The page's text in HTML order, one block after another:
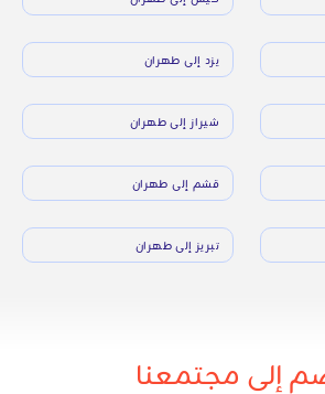
يزد إلى طهران
شيراز إلى طهران
قشم إلى طهران
تبريز إلى طهران
إلى مجتمعنا